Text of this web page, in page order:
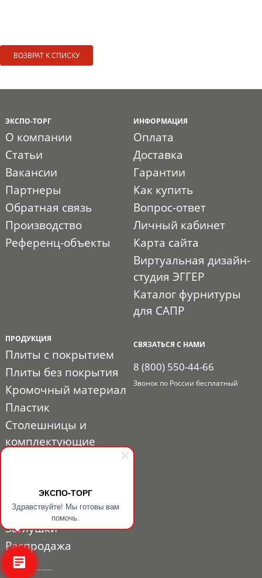
ЭКСПО-ТОРГ
Здравствуйте! Мы готовы вам
помочь.
ВОЗВРАТ К СПИСКУ
ЭКСПО-ТОРГ
О компании
Статьи
Вакансии
Партнеры
Обратная связь
Производство
Референц-объекты
ИНФОРМАЦИЯ
Оплата
Доставка
Гарантии
Как купить
Вопрос-ответ
Личный кабинет
Карта сайта
Виртуальная дизайн-
студия ЭГГЕР
Каталог фурнитуры
для САПР
ПРОДУКЦИЯ
Плиты с покрытием
Плиты без покрытия
Кромочный материал
Пластик
Столешницы и
комплектующие
Расходные материалы
Выставочный профиль
и фурнитура
Заглушки
Распродажа
СВЯЗАТЬСЯ С НАМИ
8 (800) 550-44-66
Звонок по России бесплатный
© 2010 - 2026. ЭКСПО-ТОРГ. Все права защищены.